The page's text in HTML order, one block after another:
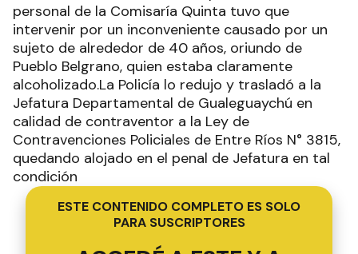
personal de la Comisaría Quinta tuvo que
intervenir por un inconveniente causado por un
sujeto de alrededor de 40 años, oriundo de
Pueblo Belgrano, quien estaba claramente
alcoholizado.La Policía lo redujo y trasladó a la
Jefatura Departamental de Gualeguaychú en
calidad de contraventor a la Ley de
Contravenciones Policiales de Entre Ríos N° 3815,
quedando alojado en el penal de Jefatura en tal
condición
ESTE CONTENIDO COMPLETO ES SOLO
PARA SUSCRIPTORES